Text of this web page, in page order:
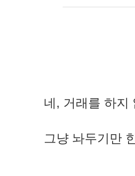
네, 거래를 하지
그냥 놔두기만